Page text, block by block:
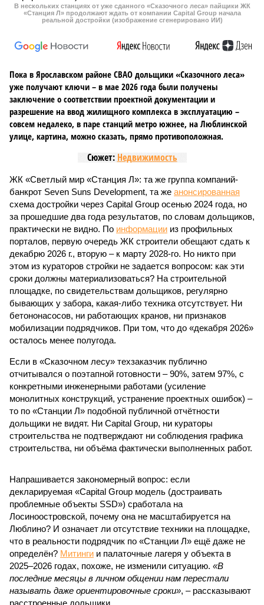
В нескольких станциях от уже сданного «Сказочного леса» пайщики ЖК
«Станция Л» продолжают ждать от компании Capital Group начала
реальной достройки (изображение сгенерировано ИИ)
Пока в Ярославском районе СВАО дольщики «Сказочного леса»
уже получают ключи – в мае 2026 года были получены
заключение о соответствии проектной документации и
разрешение на ввод жилищного комплекса в эксплуатацию –
совсем недалеко, в паре станций метро южнее, на Люблинской
улице, картина, можно сказать, прямо противоположная.
Сюжет: Недвижимость
ЖК «Светлый мир «Станция Л»: та же группа компаний-
банкрот Seven Suns Development, та же анонсированная
схема достройки через Capital Group осенью 2024 года, но
за прошедшие два года результатов, по словам дольщиков,
практически не видно. По информации из профильных
порталов, первую очередь ЖК строители обещают сдать к
декабрю 2026 г., вторую – к марту 2028-го. Но никто при
этом из кураторов стройки не задается вопросом: как эти
сроки должны материализоваться? На строительной
площадке, по свидетельствам дольщиков, регулярно
бывающих у забора, какая-либо техника отсутствует. Ни
бетононасосов, ни работающих кранов, ни признаков
мобилизации подрядчиков. При том, что до «декабря 2026»
осталось менее полугода.
Если в «Сказочном лесу» техзаказчик публично
отчитывался о поэтапной готовности – 90%, затем 97%, с
конкретными инженерными работами (усиление
монолитных конструкций, устранение проектных ошибок) –
то по «Станции Л» подобной публичной отчётности
дольщики не видят. Ни Capital Group, ни кураторы
строительства не подтверждают ни соблюдения графика
строительства, ни объёма фактически выполненных работ.
Напрашивается закономерный вопрос: если
декларируемая «Capital Group модель (достраивать
проблемные объекты SSD») сработала на
Лосиноостровской, почему она не масштабируется на
Люблино? И означает ли отсутствие техники на площадке,
что в реальности подрядчик по «Станции Л» ещё даже не
определён? Митинги и палаточные лагеря у объекта в
2025–2026 годах, похоже, не изменили ситуацию. «В
последние месяцы в личном общении нам перестали
называть даже ориентировочные сроки», – рассказывают
расстроенные дольщики.